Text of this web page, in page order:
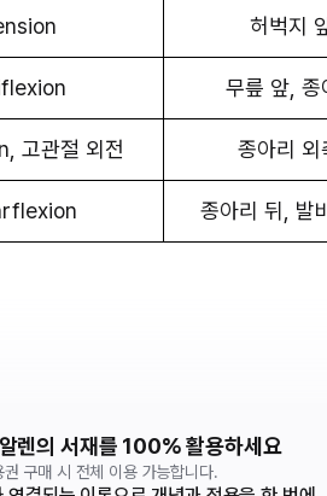
허벅지
무릎 앞, 종
고관절 외전 종아리 외
종아리 뒤, 발
렌의 서재를 100% 활용하세요
구매 시 전체 이용 가능합니다.